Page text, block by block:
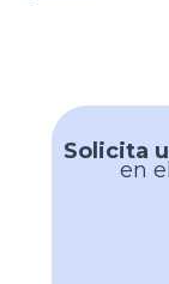
Solicita
en